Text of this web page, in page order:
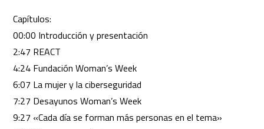
Capítulos:
00:00 Introducción y presentación
2:47 REACT
4:24 Fundación Woman’s Week
6:07 La mujer y la ciberseguridad
7:27 Desayunos Woman’s Week
9:27 «Cada día se forman más personas en el tema»